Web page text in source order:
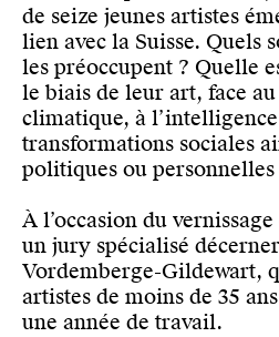
de seize jeunes artistes
lien avec la Suisse. Quels
les préoccupent ? Quelle
le biais de leur art, face
climatique, à
transformations sociales
politiques ou personnelles
À l’occasion du
un jury spécialisé
Vordemberge-Gildewart,
artistes de moins de 35
une année de travail.